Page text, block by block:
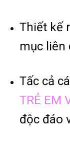
Thiết kế
mục liên
Tấc cả
TRẺ EM
độc đáo